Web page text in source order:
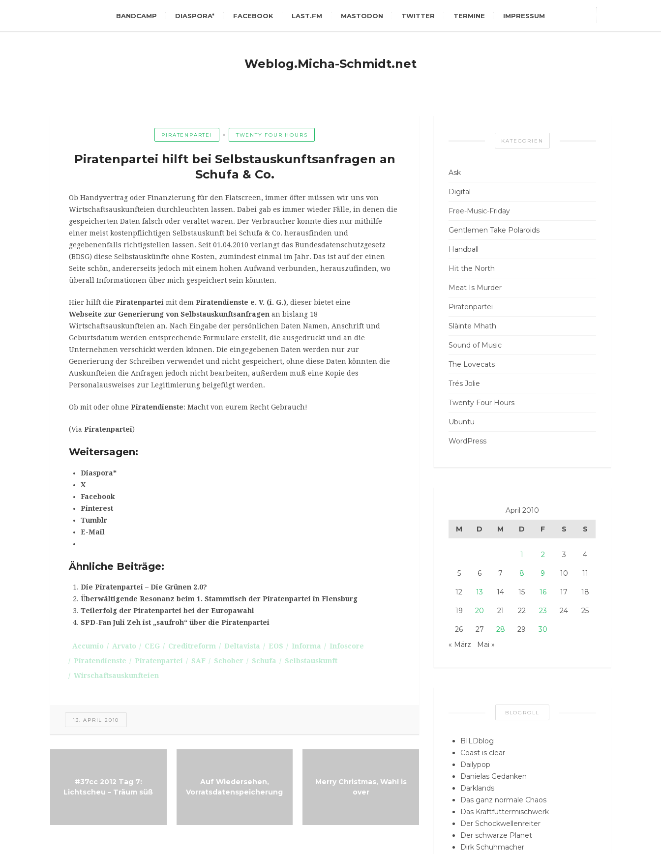
BANDCAMP DIASPORA* FACEBOOK LAST.FM MASTODON TWITTER TERMINE IMPRESSUM
Weblog.Micha-Schmidt.net
PIRATENPARTEI TWENTY FOUR HOURS
Piratenpartei hilft bei Selbstauskunftsanfragen an
Schufa & Co.
Ob Handyvertrag oder Finanzierung für den Flatscreen, immer öfter müssen wir uns von
Wirtschaftsauskunfteien durchleuchten lassen. Dabei gab es immer wieder Fälle, in denen die
gespeicherten Daten falsch oder veraltet waren. Der Verbraucher konnte dies nur mithilfe
einer meist kostenpflichtigen Selbstauskunft bei Schufa & Co. herausfinden und
gegebenenfalls richtigstellen lassen. Seit 01.04.2010 verlangt das Bundesdatenschutzgesetz
(BDSG) diese Selbstauskünfte ohne Kosten, zumindest einmal im Jahr. Das ist auf der einen
Seite schön, andererseits jedoch mit einem hohen Aufwand verbunden, herauszufinden, wo
überall Informationen über mich gespeichert sein könnten.
Hier hilft die Piratenpartei mit dem Piratendienste e. V. (i. G.), dieser bietet eine
Webseite zur Generierung von Selbstauskunftsanfragen an bislang 18
Wirtschaftsauskunfteien an. Nach Eingabe der persönlichen Daten Namen, Anschrift und
Geburtsdatum werden entsprechende Formulare erstellt, die ausgedruckt und an die
Unternehmen verschickt werden können. Die eingegebenen Daten werden nur zur
Generierung der Schreiben verwendet und nicht gespeichert, ohne diese Daten könnten die
Auskunfteien die Anfragen jedoch nicht bearbeiten, außerdem muß eine Kopie des
Personalausweises zur Legitimierung beigefügt werden.
Ob mit oder ohne Piratendienste: Macht von eurem Recht Gebrauch!
(Via Piratenpartei)
Weitersagen:
Diaspora*
X
Facebook
Pinterest
Tumblr
E-Mail
Ähnliche Beiträge:
Die Piratenpartei – Die Grünen 2.0?
Überwältigende Resonanz beim 1. Stammtisch der Piratenpartei in Flensburg
Teilerfolg der Piratenpartei bei der Europawahl
SPD-Fan Juli Zeh ist „saufroh“ über die Piratenpartei
Accumio Arvato CEG Creditreform Deltavista EOS Informa
Infoscore
Piratendienste
Piratenpartei SAF Schober Schufa
Selbstauskunft
Wirschaftsauskunfteien
13. APRIL 2010
#37cc 2012 Tag 7:
Lichtscheu – Träum süß
Auf Wiedersehen,
Vorratsdatenspeicherung
Merry Christmas, Wahl is
over
KATEGORIEN
Ask
Digital
Free-Music-Friday
Gentlemen Take Polaroids
Handball
Hit the North
Meat Is Murder
Piratenpartei
Slàinte Mhath
Sound of Music
The Lovecats
Trés Jolie
Twenty Four Hours
Ubuntu
WordPress
April 2010
M D M D F S S
1 2 3 4
5 6 7 8 9 10 11
12 13 14 15 16 17 18
19 20 21 22 23 24 25
26 27 28 29
30
« März
Mai »
BLOGROLL
BILDblog
Coast is clear
Dailypop
Danielas Gedanken
Darklands
Das ganz normale Chaos
Das Kraftfuttermischwerk
Der Schockwellenreiter
Der schwarze Planet
Dirk Schuhmacher